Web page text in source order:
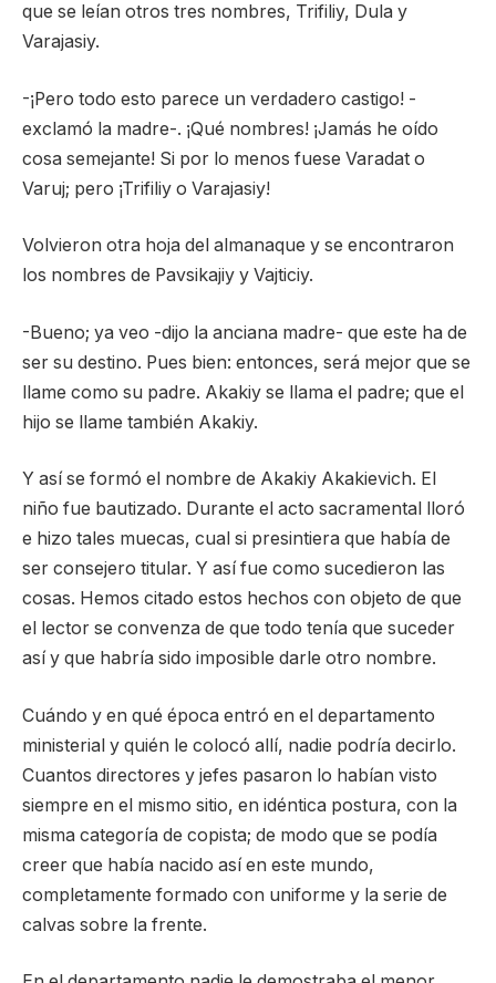
que se leían otros tres nombres, Trifiliy, Dula y
Varajasiy.
-¡Pero todo esto parece un verdadero castigo! -
exclamó la madre-. ¡Qué nombres! ¡Jamás he oído
cosa semejante! Si por lo menos fuese Varadat o
Varuj; pero ¡Trifiliy o Varajasiy!
Volvieron otra hoja del almanaque y se encontraron
los nombres de Pavsikajiy y Vajticiy.
-Bueno; ya veo -dijo la anciana madre- que este ha de
ser su destino. Pues bien: entonces, será mejor que se
llame como su padre. Akakiy se llama el padre; que el
hijo se llame también Akakiy.
Y así se formó el nombre de Akakiy Akakievich. El
niño fue bautizado. Durante el acto sacramental lloró
e hizo tales muecas, cual si presintiera que había de
ser consejero titular. Y así fue como sucedieron las
cosas. Hemos citado estos hechos con objeto de que
el lector se convenza de que todo tenía que suceder
así y que habría sido imposible darle otro nombre.
Cuándo y en qué época entró en el departamento
ministerial y quién le colocó allí, nadie podría decirlo.
Cuantos directores y jefes pasaron lo habían visto
siempre en el mismo sitio, en idéntica postura, con la
misma categoría de copista; de modo que se podía
creer que había nacido así en este mundo,
completamente formado con uniforme y la serie de
calvas sobre la frente.